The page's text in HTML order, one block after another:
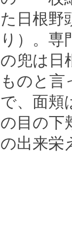
た日根野
り）。専
の兜は日
ものと言
で、面頬
の目の下
の出来